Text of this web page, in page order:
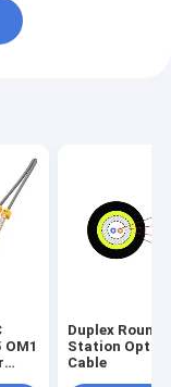
Duplex Round
Station
Cable